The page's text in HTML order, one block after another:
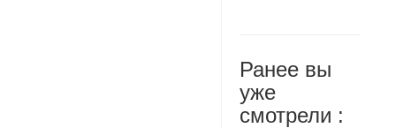
Ранее вы
уже
смотрели :